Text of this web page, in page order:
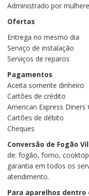
Administrado por
Ofertas
Entrega no mesmo dia
Serviço de instalação
Serviços de reparos
Pagamentos
Aceita somente dinheiro
Cartões de crédito
American Express Diners
Cartões de débito
Cheques
Conversão de Fogão
de: fogão, forno,
garantia em todos os
atendimento.
Para aparelhos dentro